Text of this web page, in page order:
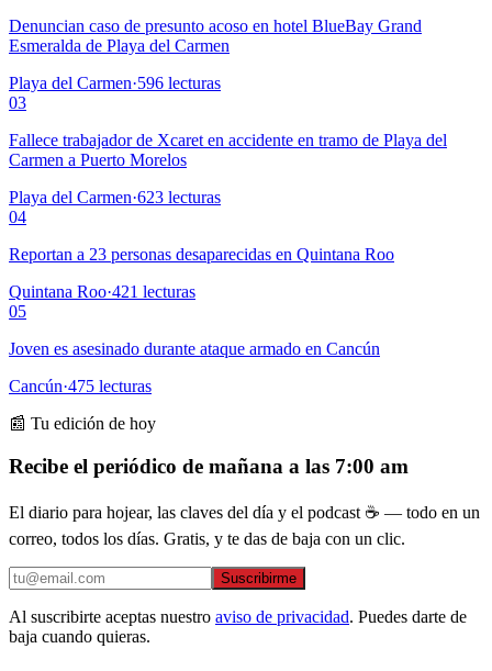
Denuncian caso de presunto acoso en hotel BlueBay Grand
Esmeralda de Playa del Carmen
Playa del Carmen·596 lecturas
03
Fallece trabajador de Xcaret en accidente en tramo de Playa del
Carmen a Puerto Morelos
Playa del Carmen·623 lecturas
04
Reportan a 23 personas desaparecidas en Quintana Roo
Quintana Roo·421 lecturas
05
Joven es asesinado durante ataque armado en Cancún
Cancún·475 lecturas
📰 Tu edición de hoy
Recibe el periódico de mañana a las 7:00 am
El diario para hojear, las claves del día y el podcast ☕ — todo en un
correo, todos los días. Gratis, y te das de baja con un clic.
Suscribirme
Al suscribirte aceptas nuestro aviso de privacidad. Puedes darte de
baja cuando quieras.